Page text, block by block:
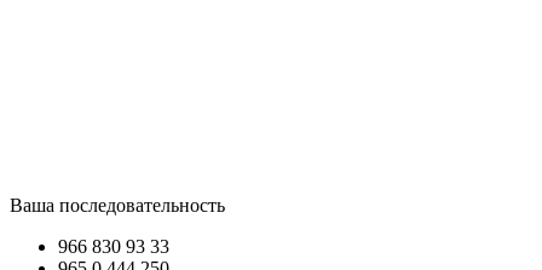
Ваша последовательность
966 830 93 33